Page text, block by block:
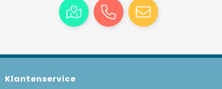
Klantenservice